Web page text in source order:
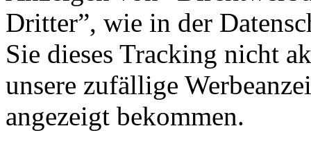
Dritter”, wie in der
Sie dieses Tracking nicht
unsere zufällige
angezeigt bekommen.